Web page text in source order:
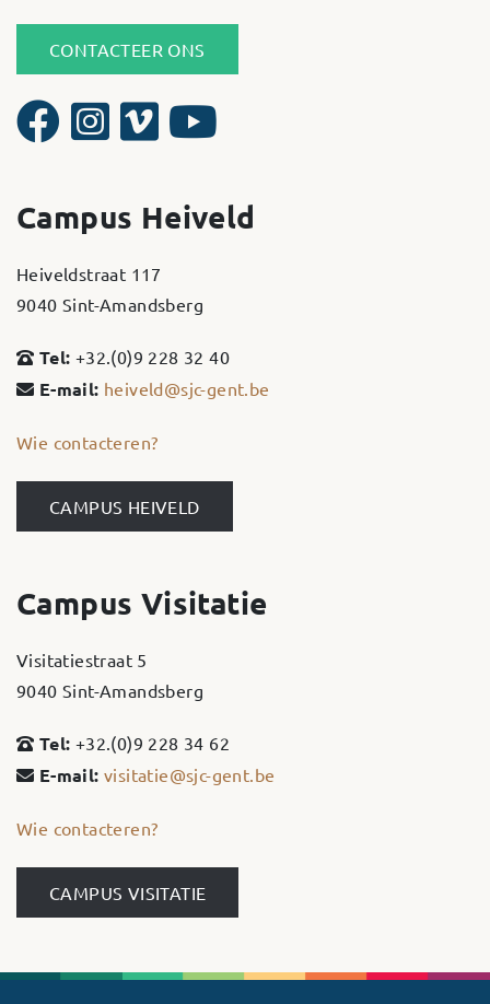
CONTACTEER ONS
Campus Heiveld
Heiveldstraat 117
9040 Sint-Amandsberg
Tel: +32.(0)9 228 32 40
E-mail: heiveld@sjc-gent.be
Wie contacteren?
CAMPUS HEIVELD
Campus Visitatie
Visitatiestraat 5
9040 Sint-Amandsberg
Tel: +32.(0)9 228 34 62
E-mail: visitatie@sjc-gent.be
Wie contacteren?
CAMPUS VISITATIE